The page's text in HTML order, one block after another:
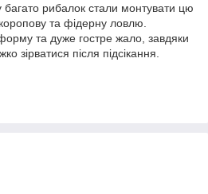
багато рибалок стали монтувати цю
та фідерну ловлю.
та дуже гостре жало, завдяки
зірватися після підсікання.